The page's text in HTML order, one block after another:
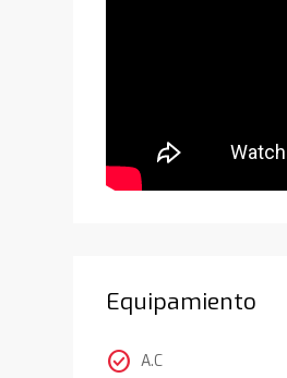
Equipamiento
check_circle A.C